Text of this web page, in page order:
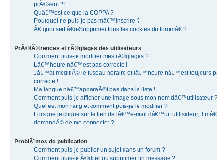
prÃ©sent ?!
Quâ€™est-ce que la COPPA ?
Pourquoi ne puis-je pas mâ€™inscrire ?
Ã€ quoi sert â€œSupprimer tous les cookies du forumâ€ ?
PrÃ©fÃ©rences et rÃ©glages des utilisateurs
Comment puis-je modifier mes rÃ©glages ?
Lâ€™heure nâ€™est pas correcte !
Jâ€™ai modifiÃ© le fuseau horaire et lâ€™heure nâ€™est toujours
correcte !
Ma langue nâ€™apparaÃ®t pas dans la liste !
Comment puis-je afficher une image sous mon nom dâ€™utilisateur ?
Quel est mon rang et comment puis-je le modifier ?
Lorsque je clique sur le lien de lâ€™e-mail dâ€™un utilisateur, il
demandÃ© de me connecter ?
ProblÃ¨mes de publication
Comment puis-je publier un sujet dans un forum ?
Comment puis-je Ã©diter ou supprimer un message ?